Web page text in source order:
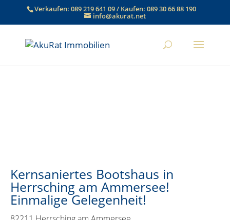
Verkaufen:089 219 641 09/ Kaufen:089 30 66 88 190
info@akurat.net
Kernsaniertes Bootshaus in
Herrsching am Ammersee!
Einmalige Gelegenheit!